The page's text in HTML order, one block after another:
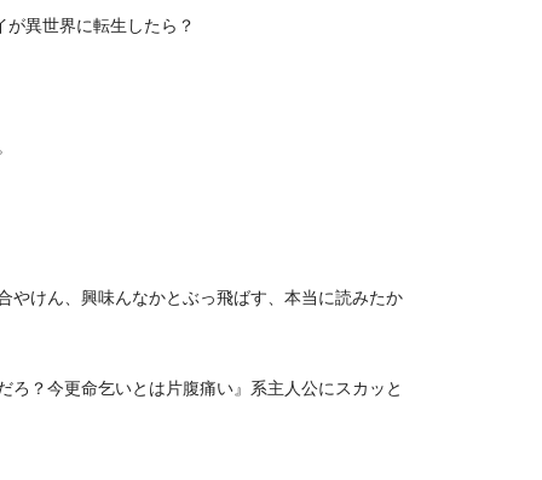
異世界に転生したら？
やけん、興味んなかとぶっ飛ばす、本当に読みたか
？今更命乞いとは片腹痛い』系主人公にスカッと